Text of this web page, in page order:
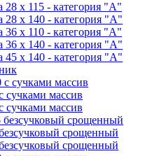
28 х 115 - категория "А"
28 х 140 - категория "А"
36 х 110 - категория "А"
36 х 140 - категория "А"
45 х 140 - категория "А"
сучками массив
сучками массив
сучками массив
срощенный
срощенный
срощенный